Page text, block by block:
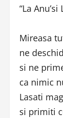
“La
Mireasa
ne
si ne
ca nimic
Lasati
si primiti